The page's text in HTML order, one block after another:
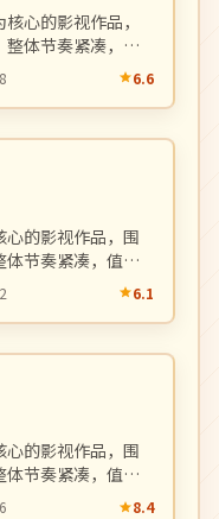
心的影视作品，
体节奏紧凑，值
6.6
的影视作品，围
节奏紧凑，值得
6.1
的影视作品，围
节奏紧凑，值得
8.4